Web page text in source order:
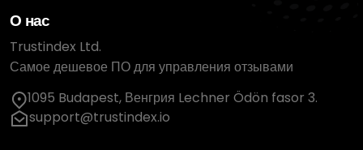
О нас
Trustindex Ltd.
Самое дешевое ПО для управления отзывами
1095 Budapest, Венгрия Lechner Ödön fasor 3.
support@trustindex.io